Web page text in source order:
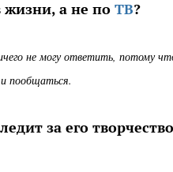
жизни, а не по ТВ?
не могу ответить, потому
пообщаться.
за его